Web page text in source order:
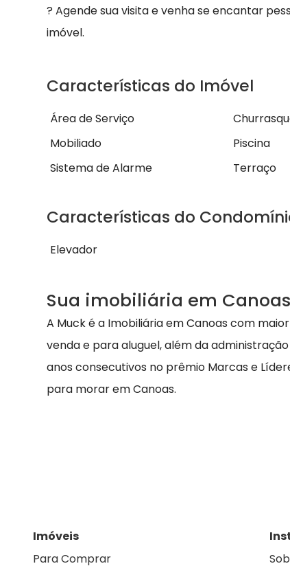
? Agende sua visita e venha se encantar
imóvel.
Características do Imóvel
Área de Serviço
Mobiliado
Piscina
Sistema de Alarme
Terraço
Características do
Elevador
Sua imobiliária em Canoas
A Muck é a Imobiliária em Canoas com
venda e para aluguel, além da
anos consecutivos no prêmio Marcas e
para morar em Canoas.
Imóveis
Para Comprar